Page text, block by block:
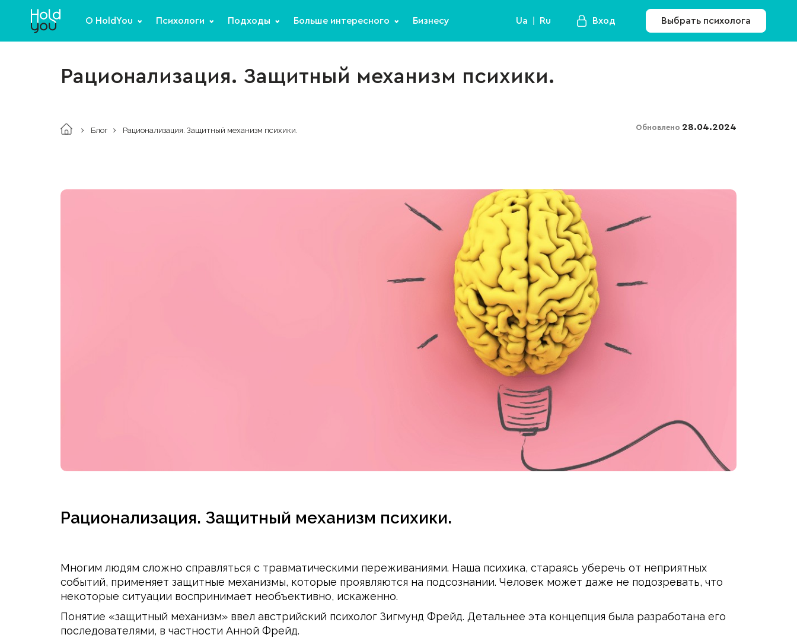
О HoldYou Психологи Подходы Больше интересного Бизнесу Ua Ru Вход Выбрать психолога
Рационализация. Защитный механизм психики.
Блог Рационализация. Защитный механизм психики. Обновлено 28.04.2024
Рационализация. Защитный механизм психики.
Многим людям сложно справляться с травматическими переживаниями. Наша психика, стараясь уберечь от неприятных
событий, применяет защитные механизмы, которые проявляются на подсознании. Человек может даже не подозревать, что
некоторые ситуации воспринимает необъективно, искаженно.
Понятие «защитный механизм» ввел австрийский психолог Зигмунд Фрейд. Детальнее эта концепция была разработана его
последователями, в частности Анной Фрейд.